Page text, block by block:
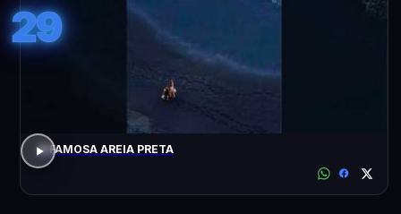
29
A FAMOSA AREIA PRETA